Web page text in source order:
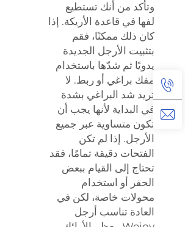
وتأكد من أنك تستطيع
لفها في قاعدة الأريكة. إذا
كان ذلك ممكنًا، فقم
بتثبيت الأرجل الجديدة
يدويًا ثم شدّها باستخدام
مفك براغي أو ربط. لا
تريد شد البراغي بشدة
في البداية لأنها يجب أن
تكون متساوية عبر جميع
الأرجل. إذا لم تكن
الفتحات دقيقة تمامًا، فقد
تحتاج إلى القيام ببعض
الحفر أو استخدام
محولات خاصة، لكن في
العادة تناسب أرجل